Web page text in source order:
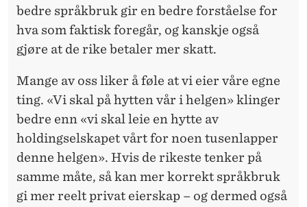
bedre språkbruk gir en bedre forståelse for
hva som faktisk foregår, og kanskje også
gjøre at de rike betaler mer skatt.
Mange av oss liker å føle at vi eier våre egne
ting. «Vi skal på hytten vår i helgen» klinger
bedre enn «vi skal leie en hytte av
holdingselskapet vårt for noen tusenlapper
denne helgen». Hvis de rikeste tenker på
samme måte, så kan mer korrekt språkbruk
gi mer reelt privat eierskap – og dermed også